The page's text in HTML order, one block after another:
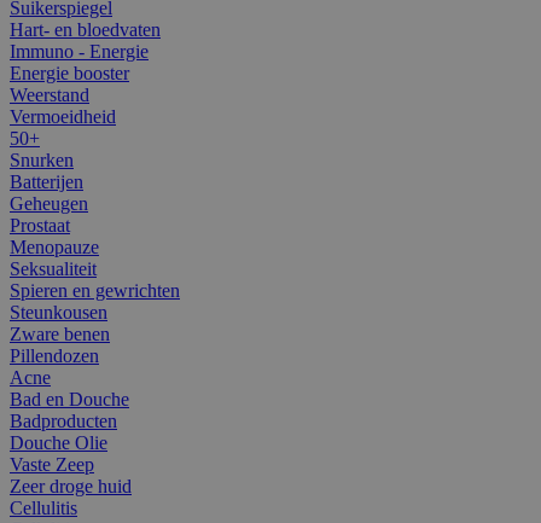
Suikerspiegel
Hart- en bloedvaten
Immuno - Energie
Energie booster
Weerstand
Vermoeidheid
50+
Snurken
Batterijen
Geheugen
Prostaat
Menopauze
Seksualiteit
Spieren en gewrichten
Steunkousen
Zware benen
Pillendozen
Acne
Bad en Douche
Badproducten
Douche Olie
Vaste Zeep
Zeer droge huid
Cellulitis